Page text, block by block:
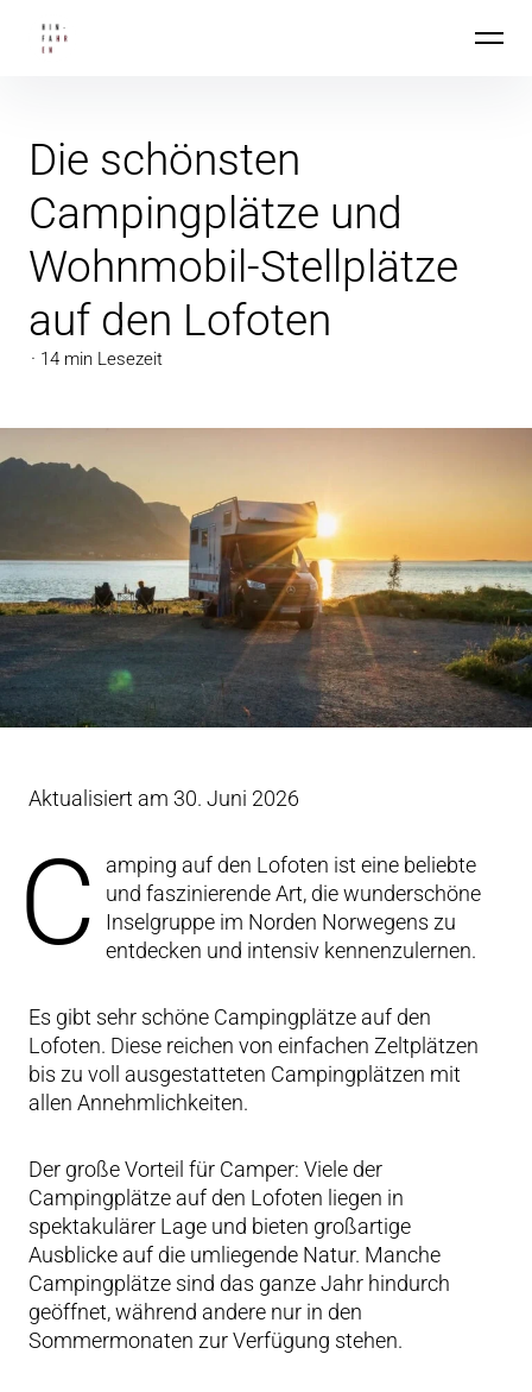
überspringenHin-Fahren
Die schönsten
Campingplätze und
Wohnmobil-Stellplätze
auf den Lofoten
14 min Lesezeit
Aktualisiert am 30. Juni 2026
C
amping auf den Lofoten ist eine beliebte
und faszinierende Art, die wunderschöne
Inselgruppe im Norden Norwegens zu
entdecken und intensiv kennenzulernen.
Es gibt sehr schöne Campingplätze auf den
Lofoten. Diese reichen von einfachen Zeltplätzen
bis zu voll ausgestatteten Campingplätzen mit
allen Annehmlichkeiten.
Der große Vorteil für Camper: Viele der
Campingplätze auf den Lofoten liegen in
spektakulärer Lage und bieten großartige
Ausblicke auf die umliegende Natur. Manche
Campingplätze sind das ganze Jahr hindurch
geöffnet, während andere nur in den
Sommermonaten zur Verfügung stehen.